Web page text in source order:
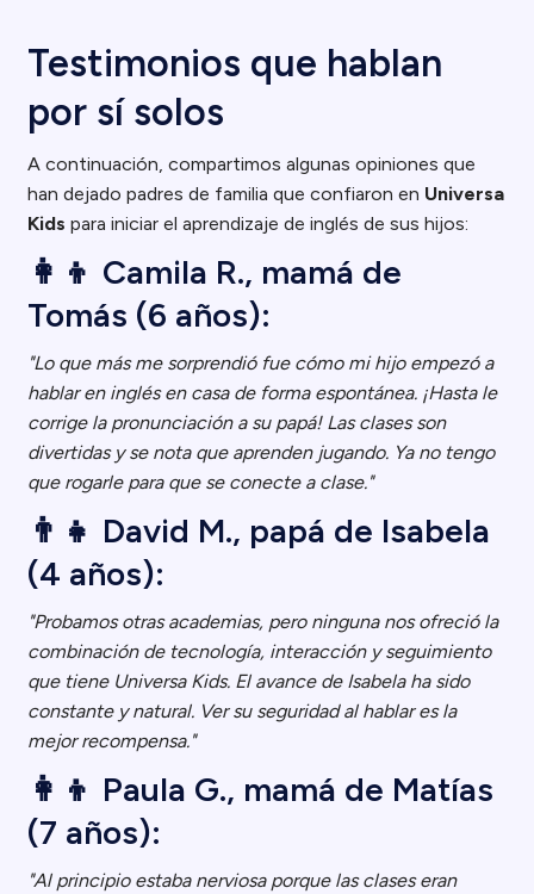
Testimonios que hablan
por sí solos
A continuación, compartimos algunas opiniones que
han dejado padres de familia que confiaron en Universa
Kids para iniciar el aprendizaje de inglés de sus hijos:
👩‍👦 Camila R., mamá de
Tomás (6 años):
"Lo que más me sorprendió fue cómo mi hijo empezó a
hablar en inglés en casa de forma espontánea. ¡Hasta le
corrige la pronunciación a su papá! Las clases son
divertidas y se nota que aprenden jugando. Ya no tengo
que rogarle para que se conecte a clase."
👨‍👧 David M., papá de Isabela
(4 años):
"Probamos otras academias, pero ninguna nos ofreció la
combinación de tecnología, interacción y seguimiento
que tiene Universa Kids. El avance de Isabela ha sido
constante y natural. Ver su seguridad al hablar es la
mejor recompensa."
👩‍👦 Paula G., mamá de Matías
(7 años):
"Al principio estaba nerviosa porque las clases eran